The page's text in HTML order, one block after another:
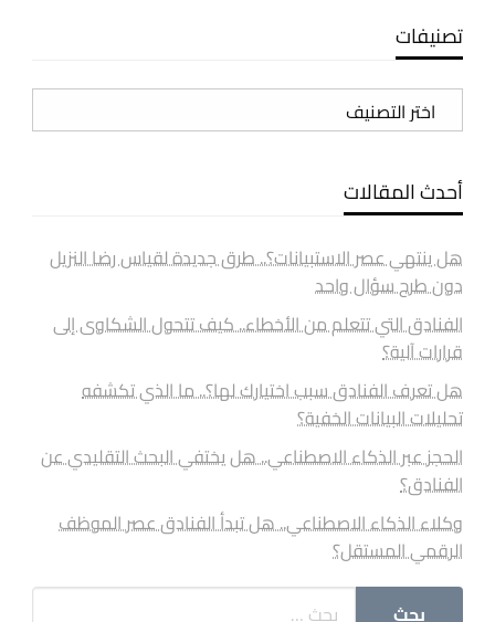
تصنيفات
تصنيفات
أحدث المقالات
هل ينتهي عصر الاستبيانات؟.. طرق جديدة لقياس رضا النزيل
دون طرح سؤال واحد
الفنادق التي تتعلم من الأخطاء.. كيف تتحول الشكاوى إلى
قرارات آلية؟
هل تعرف الفنادق سبب اختيارك لها؟.. ما الذي تكشفه
تحليلات البيانات الخفية؟
الحجز عبر الذكاء الاصطناعي.. هل يختفي البحث التقليدي عن
الفنادق؟
وكلاء الذكاء الاصطناعي.. هل تبدأ الفنادق عصر الموظف
الرقمي المستقل؟